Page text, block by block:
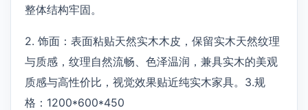
整体结构牢固。
2. 饰面：表面粘贴天然实木木皮，保留实木天然纹理
与质感，纹理自然流畅、色泽温润，兼具实木的美观
质感与高性价比，视觉效果贴近纯实木家具。3.规
格：1200*600*450